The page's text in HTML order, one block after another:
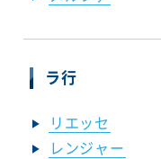
ラ行
リエッセ
レンジャー